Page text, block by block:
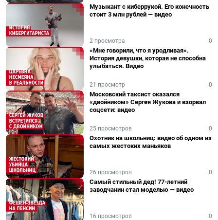
Музыкант с киберрукой. Его конечность
стоит 3 млн рублей — видео
2 просмотра 0
«Мне говорили, что я уродливая».
История девушки, которая не способна
улыбаться. Видео
21 просмотр 0
Московский таксист оказался
«двойником» Сергея Жукова и взорвал
соцсети: видео
25 просмотров 0
Охотник на школьниц: видео об одном из
самых жестоких маньяков
26 просмотров 0
Самый стильный дед! 77-летний
заводчанин стал моделью — видео
16 просмотров 0